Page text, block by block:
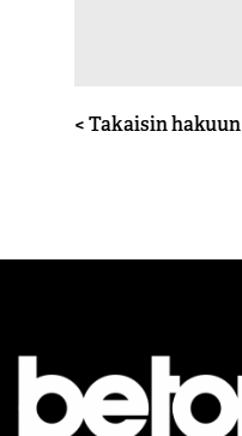
< Takaisin hakuun